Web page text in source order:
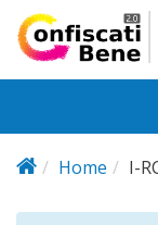
Salta al contenuto
Home
I-